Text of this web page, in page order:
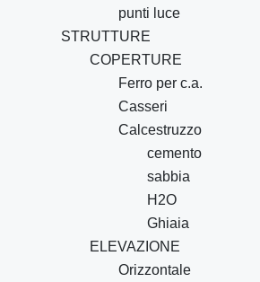
punti luce
STRUTTURE
COPERTURE
Ferro per c.a.
Casseri
Calcestruzzo
cemento
sabbia
H2O
Ghiaia
ELEVAZIONE
Orizzontale